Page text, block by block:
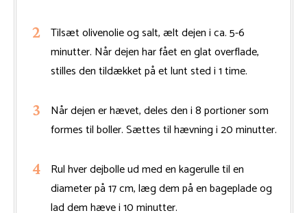
Tilsæt olivenolie og salt, ælt dejen i ca. 5-6
minutter. Når dejen har fået en glat overflade,
stilles den tildækket på et lunt sted i 1 time.
Når dejen er hævet, deles den i 8 portioner som
formes til boller. Sættes til hævning i 20 minutter.
Rul hver dejbolle ud med en kagerulle til en
diameter på 17 cm, læg dem på en bageplade og
lad dem hæve i 10 minutter.